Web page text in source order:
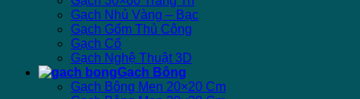
Gạch Nhủ Vàng – Bạc
Gạch Gốm Thủ Công
Gạch Cổ
Gạch Nghệ Thuật 3D
Gạch Bông
Gạch Bông Men 20×20 Cm